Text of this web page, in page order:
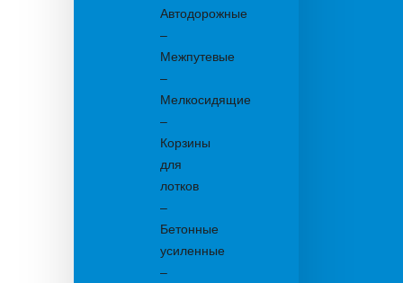
Автодорожные
–
Межпутевые
–
Мелкосидящие
–
Корзины
для
лотков
–
Бетонные
усиленные
–